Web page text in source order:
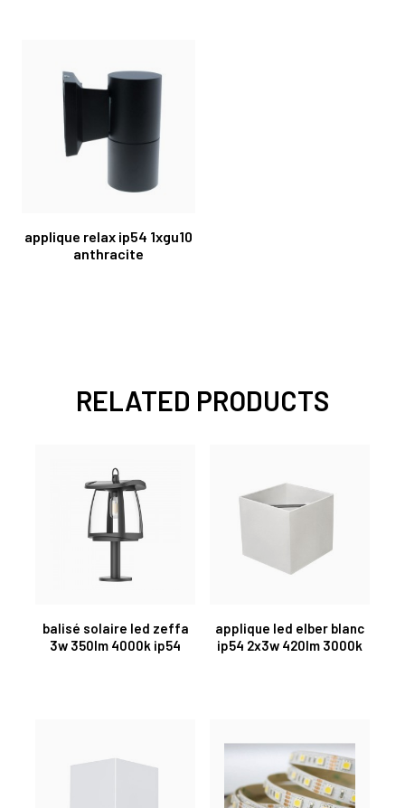
applique relax ip54 1xgu10
anthracite
RELATED PRODUCTS
balisé solaire led zeffa
3w 350lm 4000k ip54
applique led elber blanc
ip54 2x3w 420lm 3000k